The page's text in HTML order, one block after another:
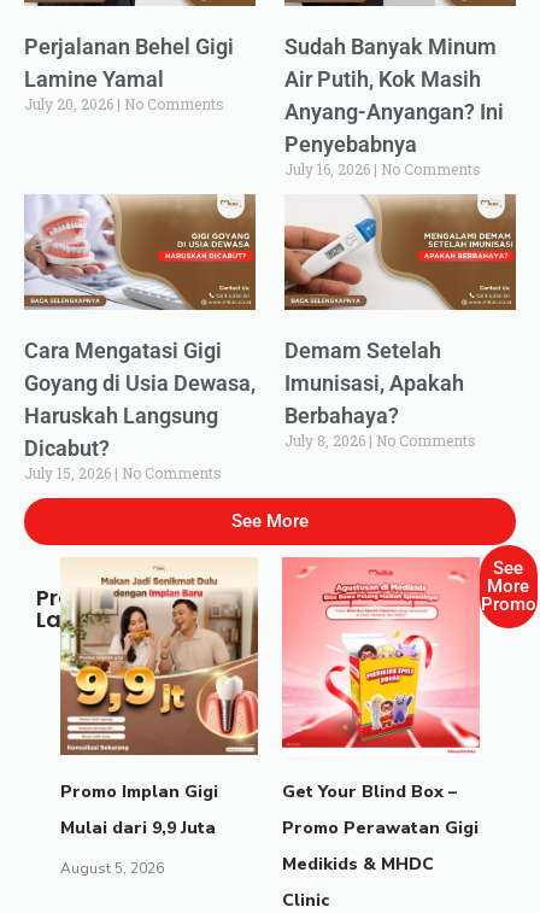
Perjalanan Behel Gigi
Lamine Yamal
July 20, 2026 No Comments
Sudah Banyak Minum
Air Putih, Kok Masih
Anyang-Anyangan? Ini
Penyebabnya
July 16, 2026 No Comments
Cara Mengatasi Gigi
Goyang di Usia Dewasa,
Haruskah Langsung
Dicabut?
July 15, 2026 No Comments
Demam Setelah
Imunisasi, Apakah
Berbahaya?
July 8, 2026 No Comments
See More
Promo
Lainnya
Promo Implan Gigi
Mulai dari 9,9 Juta
August 5, 2026
Get Your Blind Box –
Promo Perawatan Gigi
Medikids & MHDC
Clinic
See
More
Promo